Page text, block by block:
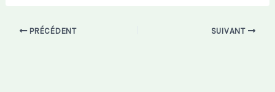
PRÉCÉDENT SUIVANT